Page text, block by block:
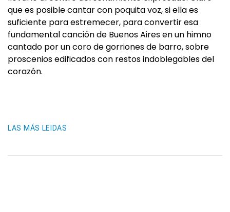
que es posible cantar con poquita voz, si ella es
suficiente para estremecer, para convertir esa
fundamental canción de Buenos Aires en un himno
cantado por un coro de gorriones de barro, sobre
proscenios edificados con restos indoblegables del
corazón.
LAS MÁS LEIDAS